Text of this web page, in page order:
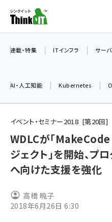
ン
ツ
加藤銘のチーム貢献
iot女子会 (2248)
北海道をのんびり旅す
drupal (1929)
genai (1468)
連載・特集 ITインフラ サー
AI・人工知能 Kubernetes
イベント・セミナー2018 第20回
WDLCが「
ジェクト」を開始、プ
へ向けた支援を強化
高橋 暁子
2018年6月26日 6:30